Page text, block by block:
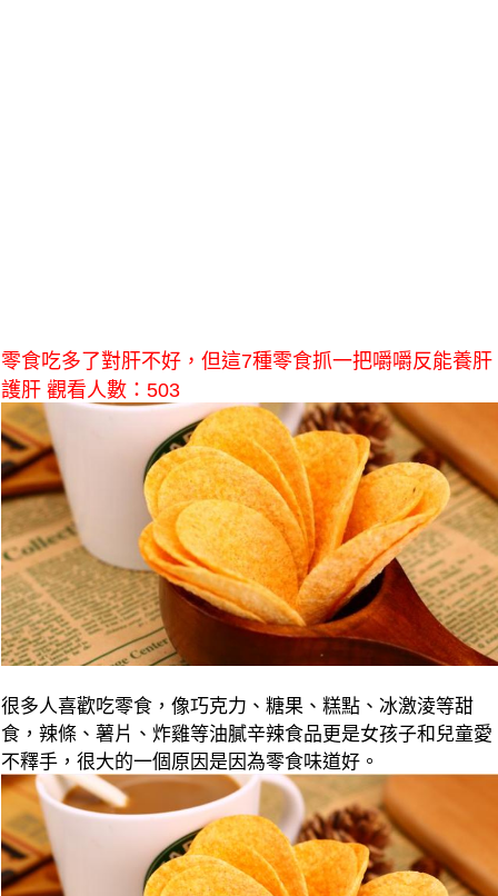
零食吃多了對肝不好，但這7種零食抓一把嚼嚼反能養肝
護肝 觀看人數：503
很多人喜歡吃零食，像巧克力、糖果、糕點、冰激淩等甜
食，辣條、薯片、炸雞等油膩辛辣食品更是女孩子和兒童愛
不釋手，很大的一個原因是因為零食味道好。